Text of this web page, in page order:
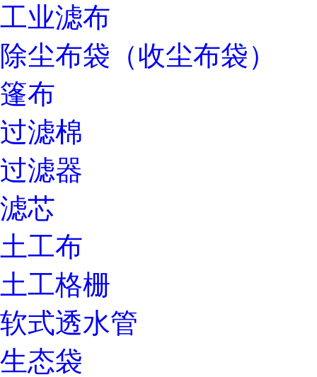
工业滤布
除尘布袋（收尘布袋）
篷布
过滤棉
过滤器
滤芯
土工布
土工格栅
软式透水管
生态袋